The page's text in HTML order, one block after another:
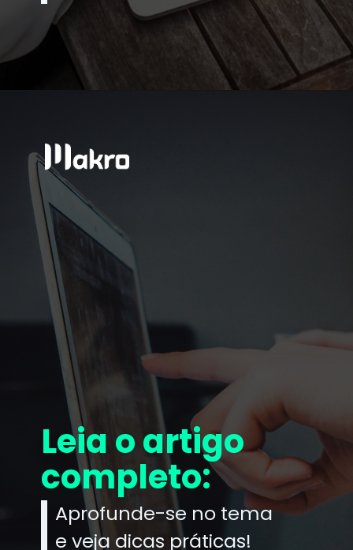
Leia o artigo
completo:
Aprofunde-se no tema
e veja dicas práticas!